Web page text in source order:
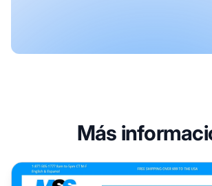
Más
Programa de Afiliados de My